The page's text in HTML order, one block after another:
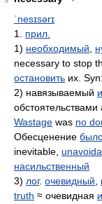
ˈnesɪsərɪ
1. прил.
1) необходимый
necessary to stop
остановить их. Syn:
2) навязываемый
обстоятельствами
Wastage was no
Обесценение
inevitable,
насильственный
3) лог. очевидный
truth ≈ очевидная